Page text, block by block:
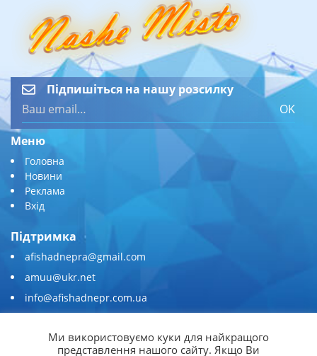
Підпишіться на нашу розсилку
OK
Меню
Головна
Новини
Реклама
Вхід
Підтримка
afishadnepra@gmail.com
amuu@ukr.net
info@afishadnepr.com.ua
Приєднуйтесь
Ми використовуємо куки для найкращого
представлення нашого сайту. Якщо Ви